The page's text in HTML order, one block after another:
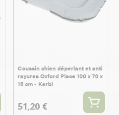
Coussin chien déperlant et anti
rayures Oxford Place 100 x 70 x
15 cm - Kerbl
51,20 €